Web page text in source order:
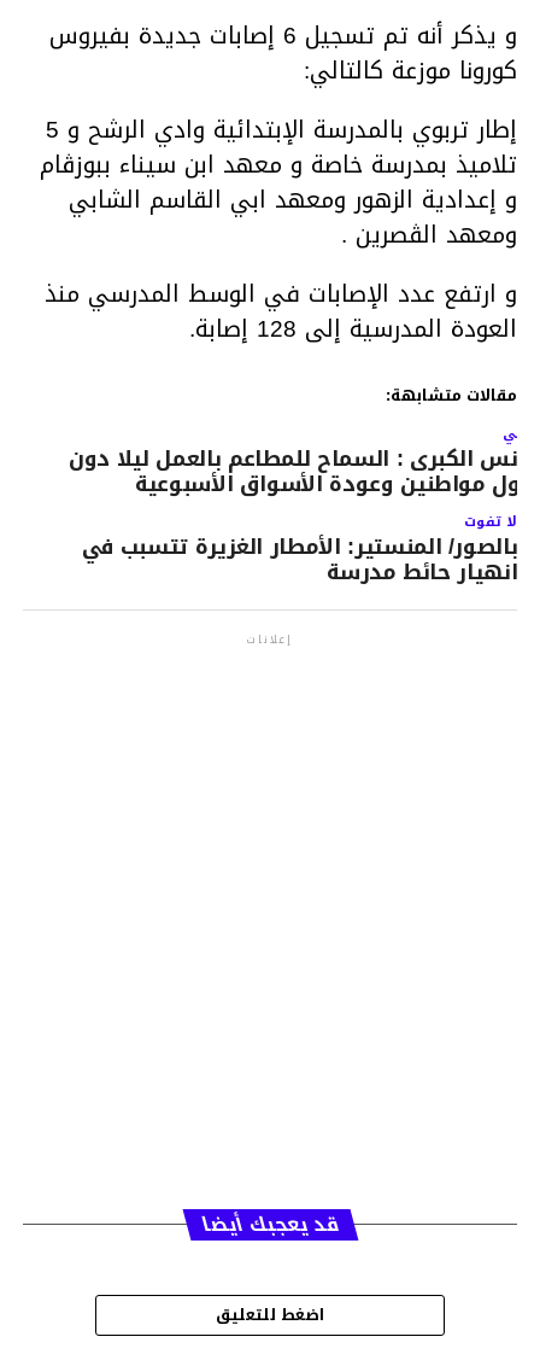
و يذكر أنه تم تسجيل 6 إصابات جديدة بفيروس
كورونا موزعة كالتالي:
إطار تربوي بالمدرسة الإبتدائية وادي الرشح و 5
تلاميذ بمدرسة خاصة و معهد ابن سيناء ببوزڨام
و إعدادية الزهور ومعهد ابي القاسم الشابي
ومعهد الڨصرين .
و ارتفع عدد الإصابات في الوسط المدرسي منذ
العودة المدرسية إلى 128 إصابة.
مقالات متشابهة:
الكبرى : السماح للمطاعم بالعمل ليلا دون
مواطنين وعودة الأسواق الأسبوعية
لا تفوت
بالصور/ المنستير: الأمطار الغزيرة تتسبب في
انهيار حائط مدرسة
إعلانات
قد يعجبك أيضا
اضغط للتعليق